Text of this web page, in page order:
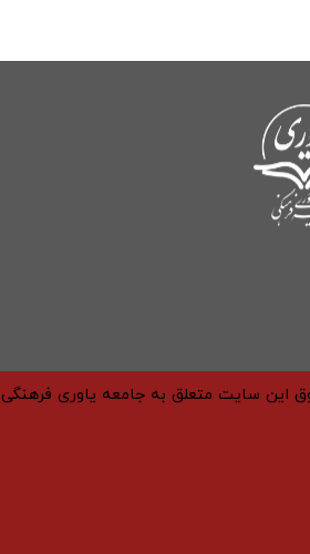
این سایت متعلق به جامعه یاوری فرهنگی